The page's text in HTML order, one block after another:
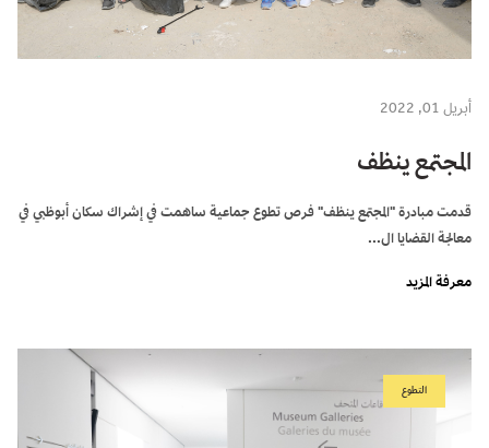
أبريل 01, 2022
المجتمع ينظف
قدمت مبادرة "المجتمع ينظف" فرص تطوع جماعية ساهمت في إشراك سكان أبوظبي في
معالجة القضايا ال...
معرفة المزيد
التطوع